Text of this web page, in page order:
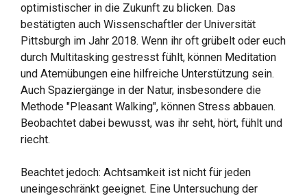
optimistischer in die Zukunft zu blicken. Das
bestätigten auch Wissenschaftler der Universität
Pittsburgh im Jahr 2018. Wenn ihr oft grübelt oder euch
durch Multitasking gestresst fühlt, können Meditation
und Atemübungen eine hilfreiche Unterstützung sein.
Auch Spaziergänge in der Natur, insbesondere die
Methode "Pleasant Walking", können Stress abbauen.
Beobachtet dabei bewusst, was ihr seht, hört, fühlt und
riecht.
Beachtet jedoch: Achtsamkeit ist nicht für jeden
uneingeschränkt geeignet. Eine Untersuchung der